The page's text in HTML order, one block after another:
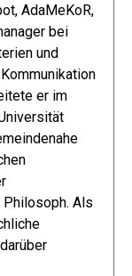
AdaMeKoR,
bei
und
er im
Als